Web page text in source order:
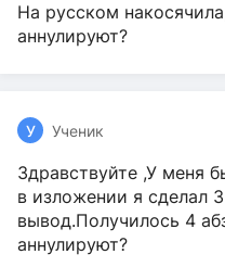
На русском
аннулируют?
У Ученик
Здравствуйте ,У меня
в изложении я сделал
вывод.Получилось 4
аннулируют?